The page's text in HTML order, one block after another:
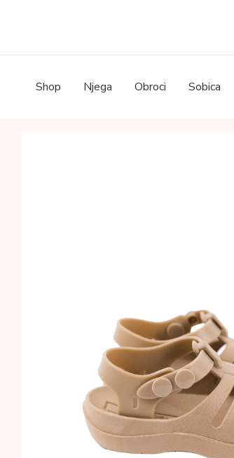
Shop Njega Obroci Sobica